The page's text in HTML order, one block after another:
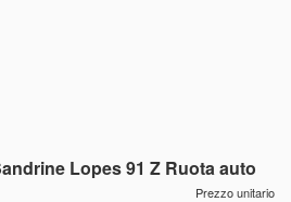
Lopes 91 Z Ruota auto
Prezzo unitario